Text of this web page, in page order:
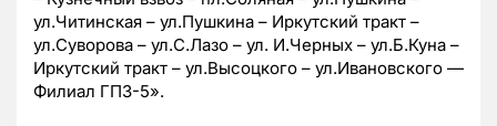
ул.Читинская – ул.Пушкина – Иркутский тракт –
ул.Суворова – ул.С.Лазо – ул. И.Черных – ул.Б.Куна –
Иркутский тракт – ул.Высоцкого – ул.Ивановского —
Филиал ГПЗ-5».